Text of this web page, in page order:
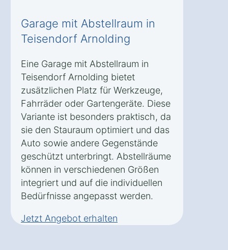
Garage mit Abstellraum in
Teisendorf Arnolding
Eine Garage mit Abstellraum in
Teisendorf Arnolding bietet
zusätzlichen Platz für Werkzeuge,
Fahrräder oder Gartengeräte. Diese
Variante ist besonders praktisch, da
sie den Stauraum optimiert und das
Auto sowie andere Gegenstände
geschützt unterbringt. Abstellräume
können in verschiedenen Größen
integriert und auf die individuellen
Bedürfnisse angepasst werden.
Jetzt Angebot erhalten